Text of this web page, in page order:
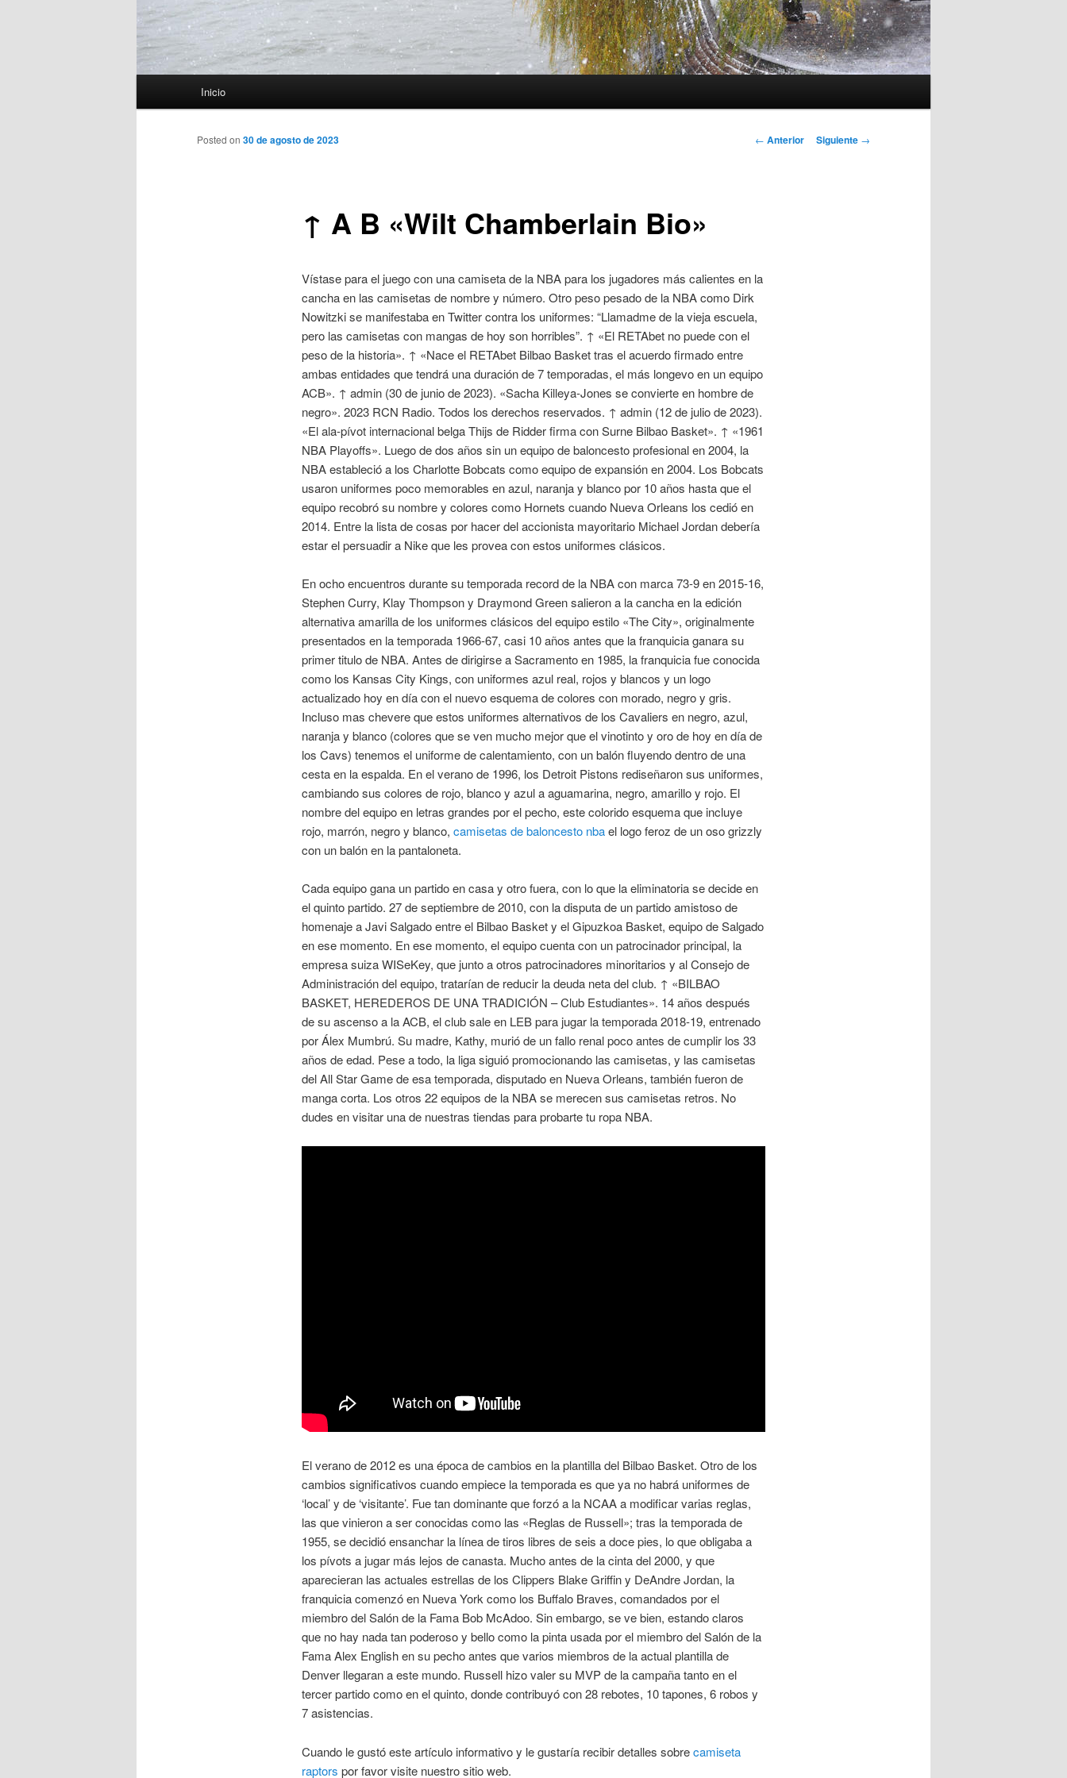
Inicio
Navegación
← Anterior Siguiente →
↑ A B «Wilt Chamberlain Bio»
Posted on 30 de agosto de 2023
Vístase para el juego con una camiseta de la NBA para los jugadores más calientes en la
cancha en las camisetas de nombre y número. Otro peso pesado de la NBA como Dirk
Nowitzki se manifestaba en Twitter contra los uniformes: “Llamadme de la vieja escuela,
pero las camisetas con mangas de hoy son horribles”. ↑ «El RETAbet no puede con el
peso de la historia». ↑ «Nace el RETAbet Bilbao Basket tras el acuerdo firmado entre
ambas entidades que tendrá una duración de 7 temporadas, el más longevo en un equipo
ACB». ↑ admin (30 de junio de 2023). «Sacha Killeya-Jones se convierte en hombre de
negro». 2023 RCN Radio. Todos los derechos reservados. ↑ admin (12 de julio de 2023).
«El ala-pívot internacional belga Thijs de Ridder firma con Surne Bilbao Basket». ↑ «1961
NBA Playoffs». Luego de dos años sin un equipo de baloncesto profesional en 2004, la
NBA estableció a los Charlotte Bobcats como equipo de expansión en 2004. Los Bobcats
usaron uniformes poco memorables en azul, naranja y blanco por 10 años hasta que el
equipo recobró su nombre y colores como Hornets cuando Nueva Orleans los cedió en
2014. Entre la lista de cosas por hacer del accionista mayoritario Michael Jordan debería
estar el persuadir a Nike que les provea con estos uniformes clásicos.
En ocho encuentros durante su temporada record de la NBA con marca 73-9 en 2015-16,
Stephen Curry, Klay Thompson y Draymond Green salieron a la cancha en la edición
alternativa amarilla de los uniformes clásicos del equipo estilo «The City», originalmente
presentados en la temporada 1966-67, casi 10 años antes que la franquicia ganara su
primer titulo de NBA. Antes de dirigirse a Sacramento en 1985, la franquicia fue conocida
como los Kansas City Kings, con uniformes azul real, rojos y blancos y un logo
actualizado hoy en día con el nuevo esquema de colores con morado, negro y gris.
Incluso mas chevere que estos uniformes alternativos de los Cavaliers en negro, azul,
naranja y blanco (colores que se ven mucho mejor que el vinotinto y oro de hoy en día de
los Cavs) tenemos el uniforme de calentamiento, con un balón fluyendo dentro de una
cesta en la espalda. En el verano de 1996, los Detroit Pistons rediseñaron sus uniformes,
cambiando sus colores de rojo, blanco y azul a aguamarina, negro, amarillo y rojo. El
nombre del equipo en letras grandes por el pecho, este colorido esquema que incluye
rojo, marrón, negro y blanco, camisetas de baloncesto nbael logo feroz de un oso grizzly
con un balón en la pantaloneta.
Cada equipo gana un partido en casa y otro fuera, con lo que la eliminatoria se decide en
el quinto partido. 27 de septiembre de 2010, con la disputa de un partido amistoso de
homenaje a Javi Salgado entre el Bilbao Basket y el Gipuzkoa Basket, equipo de Salgado
en ese momento. En ese momento, el equipo cuenta con un patrocinador principal, la
empresa suiza WISeKey, que junto a otros patrocinadores minoritarios y al Consejo de
Administración del equipo, tratarían de reducir la deuda neta del club. ↑ «BILBAO
BASKET, HEREDEROS DE UNA TRADICIÓN – Club Estudiantes». 14 años después
de su ascenso a la ACB, el club sale en LEB para jugar la temporada 2018-19, entrenado
por Álex Mumbrú. Su madre, Kathy, murió de un fallo renal poco antes de cumplir los 33
años de edad. Pese a todo, la liga siguió promocionando las camisetas, y las camisetas
del All Star Game de esa temporada, disputado en Nueva Orleans, también fueron de
manga corta. Los otros 22 equipos de la NBA se merecen sus camisetas retros. No
dudes en visitar una de nuestras tiendas para probarte tu ropa NBA.
El verano de 2012 es una época de cambios en la plantilla del Bilbao Basket. Otro de los
cambios significativos cuando empiece la temporada es que ya no habrá uniformes de
‘local’ y de ‘visitante’. Fue tan dominante que forzó a la NCAA a modificar varias reglas,
las que vinieron a ser conocidas como las «Reglas de Russell»; tras la temporada de
1955, se decidió ensanchar la línea de tiros libres de seis a doce pies, lo que obligaba a
los pívots a jugar más lejos de canasta. Mucho antes de la cinta del 2000, y que
aparecieran las actuales estrellas de los Clippers Blake Griffin y DeAndre Jordan, la
franquicia comenzó en Nueva York como los Buffalo Braves, comandados por el
miembro del Salón de la Fama Bob McAdoo. Sin embargo, se ve bien, estando claros
que no hay nada tan poderoso y bello como la pinta usada por el miembro del Salón de la
Fama Alex English en su pecho antes que varios miembros de la actual plantilla de
Denver llegaran a este mundo. Russell hizo valer su MVP de la campaña tanto en el
tercer partido como en el quinto, donde contribuyó con 28 rebotes, 10 tapones, 6 robos y
7 asistencias.
Cuando le gustó este artículo informativo y le gustaría recibir detalles sobrecamiseta
raptors por favor visite nuestro sitio web.